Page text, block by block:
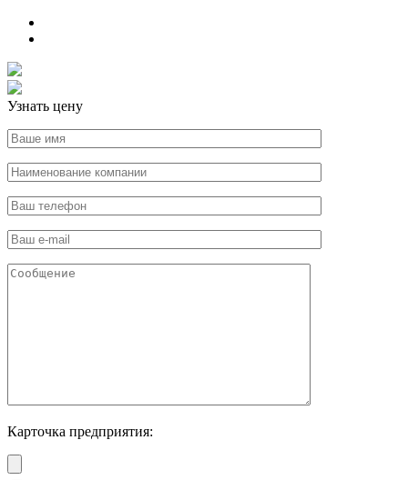
Узнать цену
Карточка предприятия: